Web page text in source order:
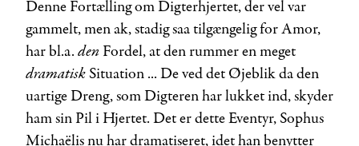
Denne Fortælling om Digterhjertet, der vel var
gammelt, men ak, stadig saa tilgængelig for Amor,
har bl.a. den Fordel, at den rummer en meget
dramatiskSituation ... De ved det Øjeblik da den
uartige Dreng, som Digteren har lukket ind, skyder
ham sin Pil i Hjertet. Det er dette Eventyr, Sophus
Michaëlis nu har dramatiseret, idet han benytter